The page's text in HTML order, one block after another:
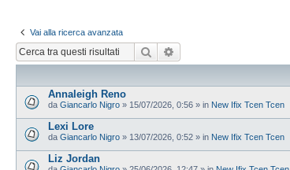
Vai alla ricerca avanzata
Cerca
Annaleigh Reno
da Giancarlo Nigro » 15/07/2026, 0:56 » in New Ifix Tcen Tcen
Lexi Lore
da Giancarlo Nigro » 13/07/2026, 0:52 » in New Ifix Tcen Tcen
Liz Jordan